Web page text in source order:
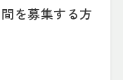
を募集する方